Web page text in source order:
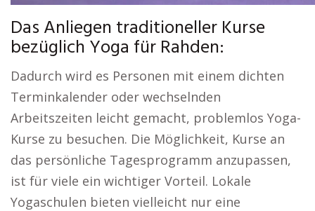
Das Anliegen traditioneller Kurse
bezüglich Yoga für Rahden:
Dadurch wird es Personen mit einem dichten
Terminkalender oder wechselnden
Arbeitszeiten leicht gemacht, problemlos Yoga-
Kurse zu besuchen. Die Möglichkeit, Kurse an
das persönliche Tagesprogramm anzupassen,
ist für viele ein wichtiger Vorteil. Lokale
Yogaschulen bieten vielleicht nur eine